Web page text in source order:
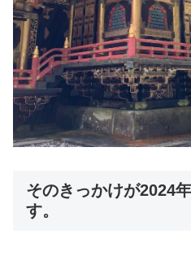
そのきっかけが2024
す。